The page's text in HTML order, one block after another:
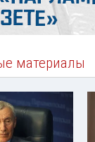
материалы